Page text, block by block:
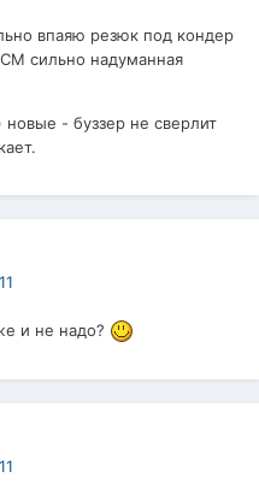
впаяю резюк под кондер
сильно надуманная
- буззер не сверлит
и не надо?